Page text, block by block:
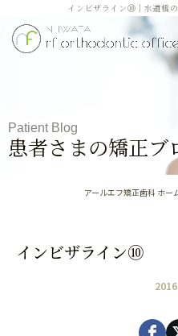
インビザライン⑩｜水道橋
Patient Blog
患者さまの矯正ブ
アールエフ矯正歯科 ホー
インビザライン⑩